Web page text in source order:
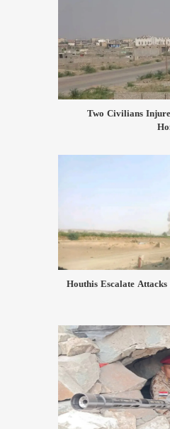
Two Civilians
Houthis Escalate